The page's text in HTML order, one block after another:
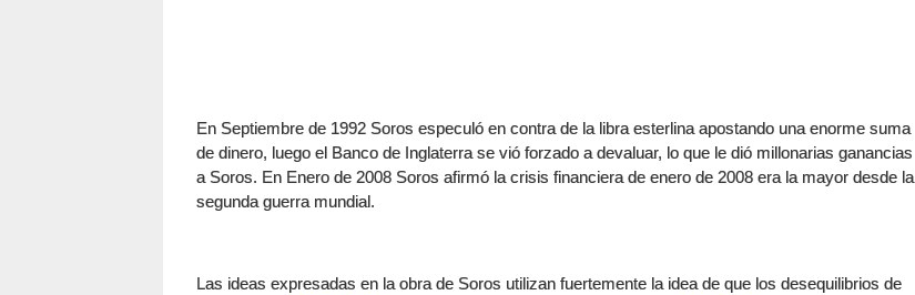
En Septiembre de 1992 Soros especuló en contra de la libra esterlina apostando una enorme suma
de dinero, luego el Banco de Inglaterra se vió forzado a devaluar, lo que le dió millonarias ganancias
a Soros. En Enero de 2008 Soros afirmó la crisis financiera de enero de 2008 era la mayor desde la
segunda guerra mundial.
Las ideas expresadas en la obra de Soros utilizan fuertemente la idea de que los desequilibrios de